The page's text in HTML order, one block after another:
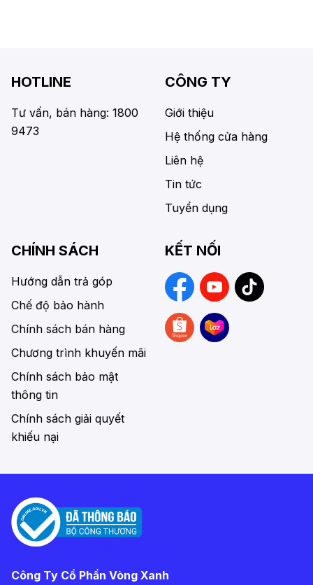
HOTLINE
Tư vấn, bán hàng: 1800
9473
CÔNG TY
Giới thiệu
Hệ thống cửa hàng
Liên hệ
Tin tức
Tuyển dụng
CHÍNH SÁCH
Hướng dẫn trả góp
Chế độ bảo hành
Chính sách bán hàng
Chương trình khuyến mãi
Chính sách bảo mật
thông tin
Chính sách giải quyết
khiếu nại
KẾT NỐI
Công Ty Cổ Phần Vòng Xanh